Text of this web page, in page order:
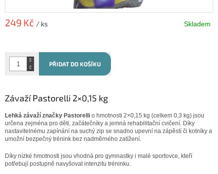
249 Kč / ks
Skladem
PŘIDAT DO KOŠÍKU
Závaží Pastorelli 2×0,15 kg
Lehká závaží značky Pastorelli o hmotnosti 2×0,15 kg (celkem 0,3 kg) jsou
určena zejména pro děti, začátečníky a jemná rehabilitační cvičení. Díky
nastavitelnému zapínání na suchý zip se snadno upevní na zápěstí či kotníky a
umožní bezpečný trénink bez nadměrného zatížení.
Díky nízké hmotnosti jsou vhodná pro gymnastky i malé sportovce, kteří
potřebují postupně navyšovat intenzitu tréninku.